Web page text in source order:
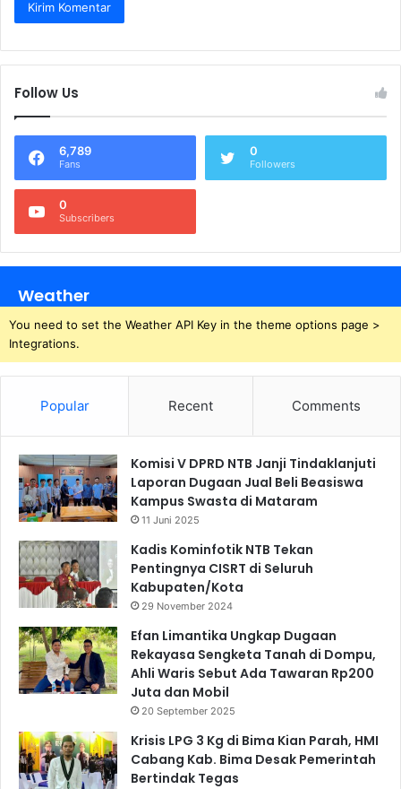
Follow Us
6,789
Fans
0
Followers
0
Subscribers
Weather
You need to set the Weather API Key in the theme options page >
Integrations.
Popular Recent Comments
Komisi V DPRD NTB Janji Tindaklanjuti
Laporan Dugaan Jual Beli Beasiswa
Kampus Swasta di Mataram
11 Juni 2025
Kadis Kominfotik NTB Tekan
Pentingnya CISRT di Seluruh
Kabupaten/Kota
29 November 2024
Efan Limantika Ungkap Dugaan
Rekayasa Sengketa Tanah di Dompu,
Ahli Waris Sebut Ada Tawaran Rp200
Juta dan Mobil
20 September 2025
Krisis LPG 3 Kg di Bima Kian Parah, HMI
Cabang Kab. Bima Desak Pemerintah
Bertindak Tegas